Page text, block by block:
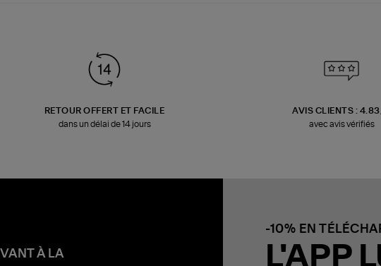
RETOUR OFFERT ET FACILE
dans un délai de 14 jours
AVIS CLIENTS :
avec avis vérifiés
À LA
-10% EN
L'APP